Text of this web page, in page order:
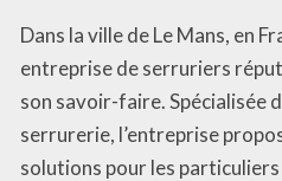
Dans la ville de Le Mans, en
entreprise de serruriers
son savoir-faire. Spécialisée
serrurerie, l’entreprise
solutions pour les